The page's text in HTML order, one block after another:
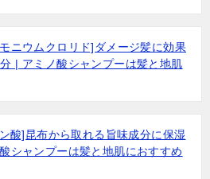
ニウムクロリド]ダメージ髪に効果
| アミノ酸シャンプーは髪と地肌
酸]昆布から取れる旨味成分に保湿
シャンプーは髪と地肌におすすめ